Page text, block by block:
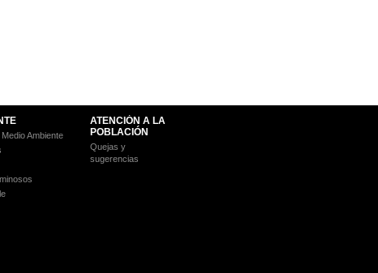
Ambiente
ATENCIÓN A LA
POBLACIÓN
Quejas y
sugerencias